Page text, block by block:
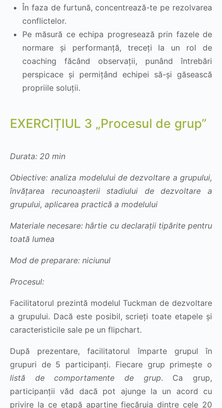
În faza de furtună, concentrează-te pe rezolvarea
conflictelor.
Pe măsură ce echipa progresează prin fazele de
normare și performanță, treceți la un rol de
coaching făcând observații, punând întrebări
perspicace și permițând echipei să-și găsească
propriile soluții.
EXERCIȚIUL 3 „Procesul de grup”
Durata: 20 min
Obiective: analiza modelului de dezvoltare a grupului,
învățarea recunoașterii stadiului de dezvoltare a
grupului, aplicarea practică a modelului
Materiale necesare: hârtie cu declarații tipărite pentru
toată lumea
Mod de preparare: niciunul
Procesul:
Facilitatorul prezintă modelul Tuckman de dezvoltare
a grupului. Dacă este posibil, scrieți toate etapele și
caracteristicile sale pe un flipchart.
După prezentare, facilitatorul împarte grupul în
grupuri de 5 participanți. Fiecare grup primește o
listă de comportamente de grup. Ca grup,
participanții văd dacă pot ajunge la un acord cu
privire la ce etapă aparține fiecăruia dintre cele 20